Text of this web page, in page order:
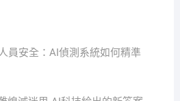
員安全：AI偵測系統如何精準